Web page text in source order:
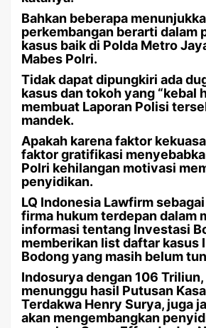
Bahkan beberapa
perkembangan berarti dalam
kasus baik di Polda Metro
Mabes Polri.
Tidak dapat dipungkiri ada
kasus dan tokoh yang “kebal
membuat Laporan Polisi
mandek.
Apakah karena faktor
faktor gratifikasi
Polri kehilangan motivasi
penyidikan.
LQ Indonesia Lawfirm
firma hukum terdepan dalam
informasi tentang Investasi
memberikan list daftar kasus
Bodong yang masih belum
Indosurya dengan 106 Triliun,
menunggu hasil Putusan
Terdakwa Henry Surya, juga
akan mengembangkan